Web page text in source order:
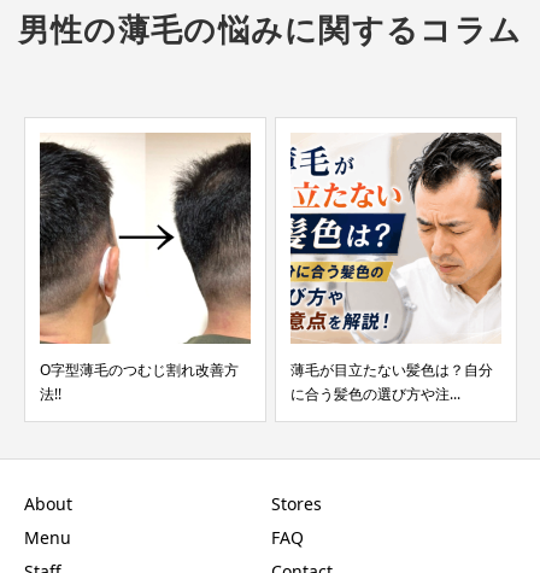
男性の薄毛の悩みに関するコラム
型薄毛のつむじ割れ改善方
薄毛が目立たない髪色は？自分
に合う髪色の選び方や注...
前髪の
About
Menu
Stores
FAQ